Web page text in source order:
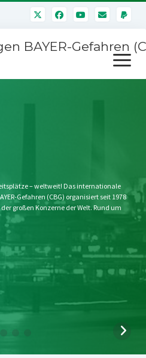
BAYER-Gefahren
Menü
öffnen
– weltweit! Das internationale
Gefahren (CBG) organisiert seit 1978
großen Konzerne der Welt. Rund um